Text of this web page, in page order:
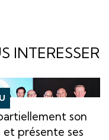
INTERESSER
son
et présente ses